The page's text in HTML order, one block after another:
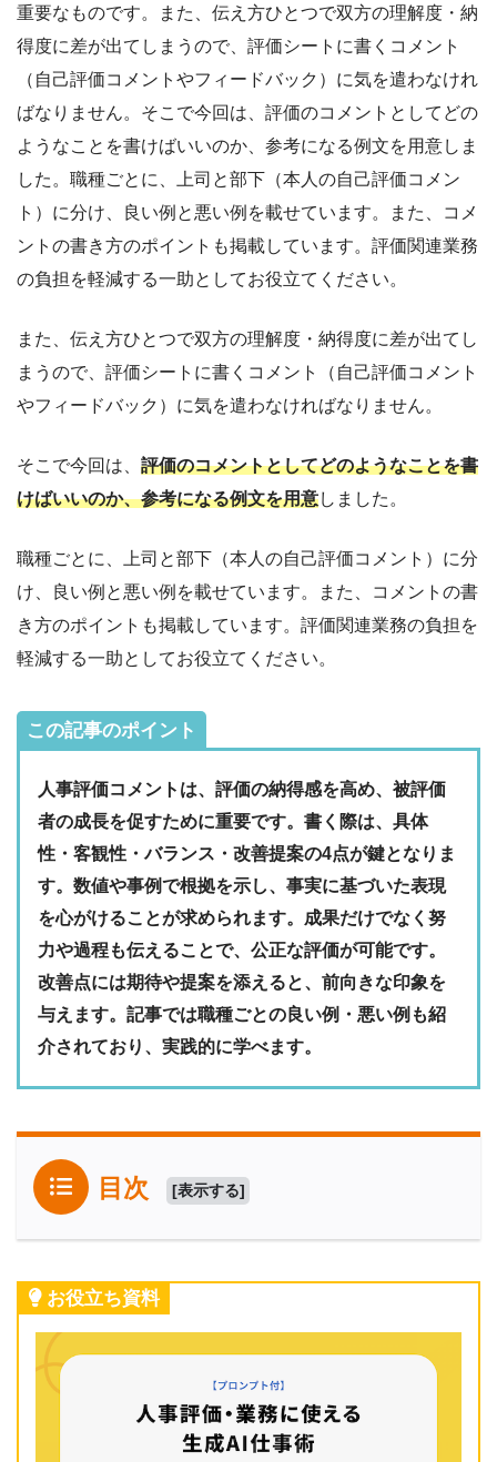
重要なものです。また、伝え方ひとつで双方の理解度・納
得度に差が出てしまうので、評価シートに書くコメント
（自己評価コメントやフィードバック）に気を遣わなけれ
ばなりません。そこで今回は、評価のコメントとしてどの
ようなことを書けばいいのか、参考になる例文を用意しま
した。職種ごとに、上司と部下（本人の自己評価コメン
ト）に分け、良い例と悪い例を載せています。また、コメ
ントの書き方のポイントも掲載しています。評価関連業務
の負担を軽減する一助としてお役立てください。
また、伝え方ひとつで双方の理解度・納得度に差が出てし
まうので、評価シートに書くコメント（自己評価コメント
やフィードバック）に気を遣わなければなりません。
そこで今回は、 評価のコメントとしてどのようなことを書
けばいいのか、参考になる例文を用意しました。
職種ごとに、上司と部下（本人の自己評価コメント）に分
け、良い例と悪い例を載せています。また、コメントの書
き方のポイントも掲載しています。評価関連業務の負担を
軽減する一助としてお役立てください。
この記事のポイント
人事評価コメントは、評価の納得感を高め、被評価
者の成長を促すために重要です。書く際は、具体
性・客観性・バランス・改善提案の4点が鍵となりま
す。数値や事例で根拠を示し、事実に基づいた表現
を心がけることが求められます。成果だけでなく努
力や過程も伝えることで、公正な評価が可能です。
改善点には期待や提案を添えると、前向きな印象を
与えます。記事では職種ごとの良い例・悪い例も紹
介されており、実践的に学べます。
目次 [表示する]
お役立ち資料